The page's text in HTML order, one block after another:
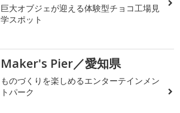
巨大オブジェが迎える体験型チョコ工場見
学スポット
Maker's Pier／愛知県
ものづくりを楽しめるエンターテインメン
トパーク